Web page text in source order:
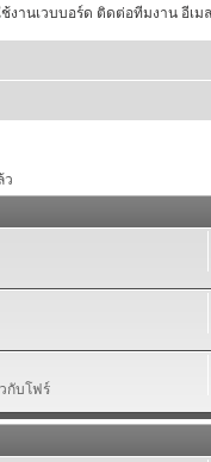
งานเวบบอร์ด ติดต่อทีมงาน อีเม
ว
กับโฟร์